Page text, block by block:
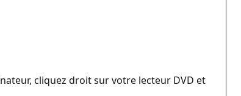
cliquez droit sur votre lecteur DVD et